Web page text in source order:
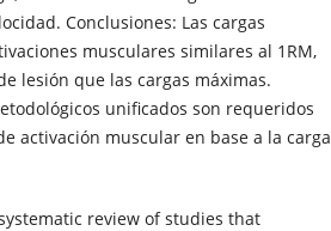
Conclusiones: Las cargas
musculares similares al 1RM,
lesión que las cargas máximas.
unificados son requeridos
activación muscular en base a la carga
review of studies that